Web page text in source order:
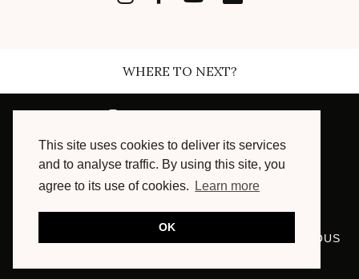
This site uses cookies to deliver its services
and to analyse traffic. By using this site, you
agree to its use of cookies.
Learn more
OK
WHERE TO NEXT?
INSTAGRAM| 168489
© COPYRIGHT 2013 - 2024, MARIE AND MOOD, TOUS